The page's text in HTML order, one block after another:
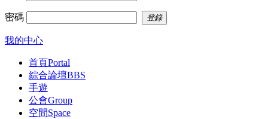
密碼 登錄
我的中心
首頁Portal
綜合論壇BBS
手遊
公會Group
空間Space